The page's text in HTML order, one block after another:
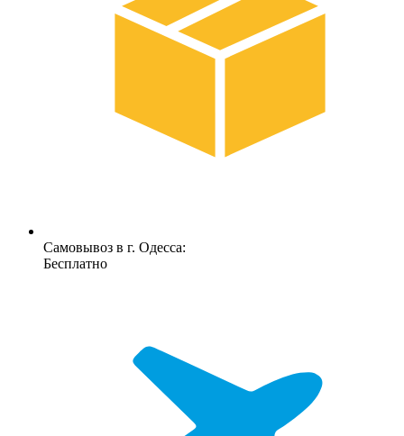
Самовывоз в г. Одесса:
Бесплатно